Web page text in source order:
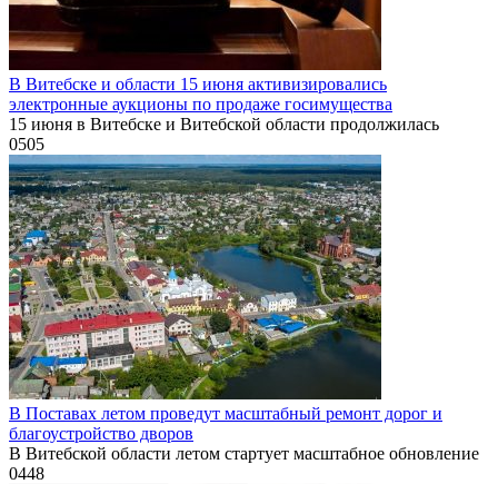
В Витебске и области 15 июня активизировались
электронные аукционы по продаже госимущества
15 июня в Витебске и Витебской области продолжилась
0505
В Поставах летом проведут масштабный ремонт дорог и
благоустройство дворов
В Витебской области летом стартует масштабное обновление
0448